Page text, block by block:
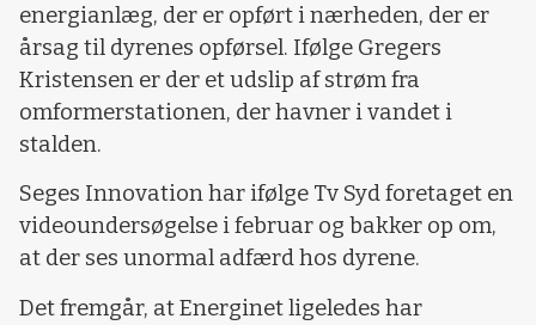
energianlæg, der er opført i nærheden, der er
årsag til dyrenes opførsel. Ifølge Gregers
Kristensen er der et udslip af strøm fra
omformerstationen, der havner i vandet i
stalden.
Seges Innovation har ifølge Tv Syd foretaget en
videoundersøgelse i februar og bakker op om,
at der ses unormal adfærd hos dyrene.
Det fremgår, at Energinet ligeledes har